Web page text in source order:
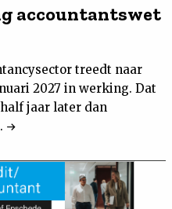
accountantswet
treedt naar
2027 in werking. Dat
jaar later dan